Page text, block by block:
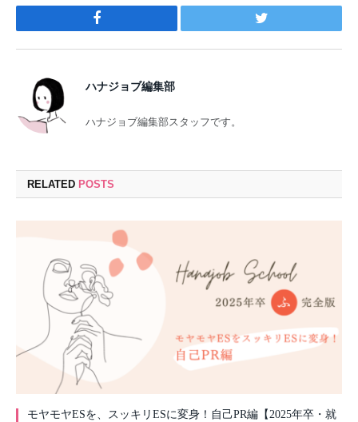
Facebook Twitter
ハナジョブ編集部
ハナジョブ編集部スタッフです。
RELATED POSTS
モヤモヤESを、スッキリESに変身！自己PR編【2025年卒・就